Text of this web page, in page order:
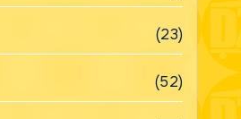
(23)
(52)